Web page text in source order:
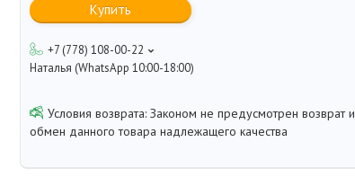
Купить
+7 (778) 108-00-22
Наталья (WhatsApp 10:00-18:00)
Законом не предусмотрен возврат и
обмен данного товара надлежащего качества